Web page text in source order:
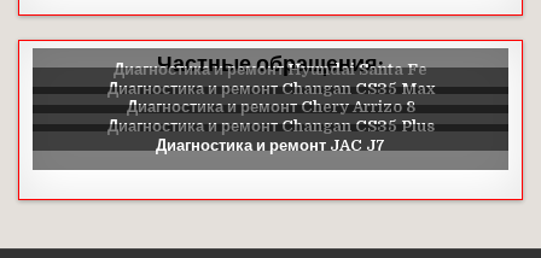
Частные обращения: